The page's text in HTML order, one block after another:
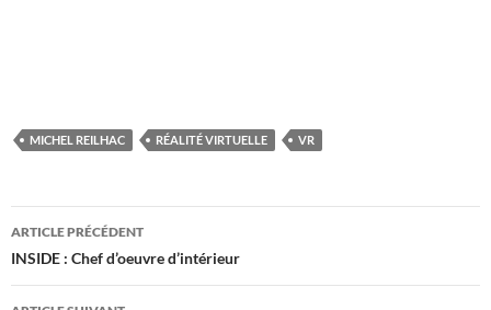
MICHEL REILHAC RÉALITÉ VIRTUELLE VR
Navigation
des
articles
ARTICLE PRÉCÉDENT
INSIDE : Chef d’oeuvre d’intérieur